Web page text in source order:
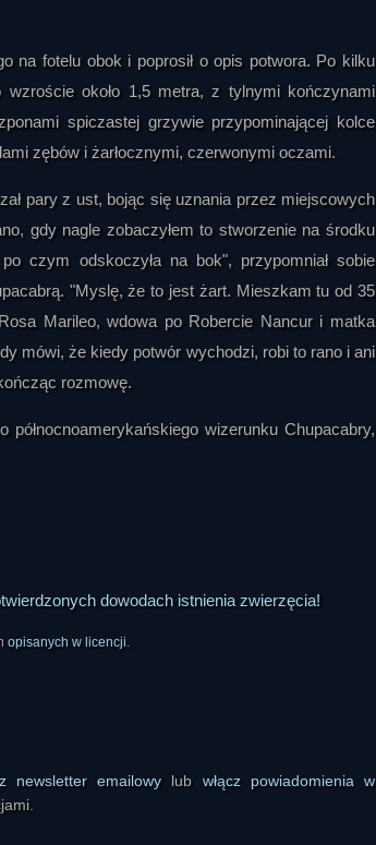
na fotelu obok i poprosił o opis potwora. Po kilku
około 1,5 metra, z tylnymi kończynami
spiczastej grzywie przypominającej kolce
zębów i żarłocznymi, czerwonymi oczami.
pary z ust, bojąc się uznania przez miejscowych
gdy nagle zobaczyłem to stworzenie na środku
czym odskoczyła na bok", przypomniał sobie
"Myslę, że to jest żart. Mieszkam tu od 35
Marileo, wdowa po Robercie Nancur i matka
mówi, że kiedy potwór wychodzi, robi to rano i ani
rozmowę.
wizerunku Chupacabry,
dowodach istnienia zwierzęcia!
opisanych w licencji.
newsletter emailowy lub włącz powiadomienia w